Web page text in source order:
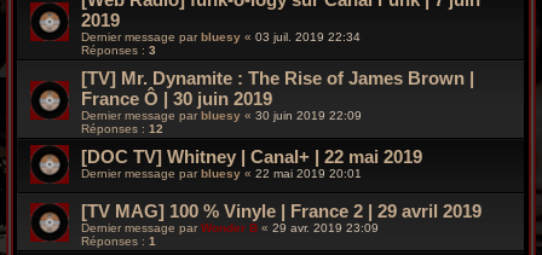
2019
Dernier message par bluesy « 03 juil. 2019 22:34
Réponses : 3
[TV] Mr. Dynamite : The Rise of James Brown |
France Ô | 30 juin 2019
Dernier message par bluesy « 30 juin 2019 22:09
Réponses : 12
[DOC TV] Whitney | Canal+ | 22 mai 2019
Dernier message parbluesy « 22 mai 2019 20:01
[TV MAG] 100 % Vinyle | France 2 | 29 avril 2019
Dernier message par Wonder B « 29 avr. 2019 23:09
Réponses : 1